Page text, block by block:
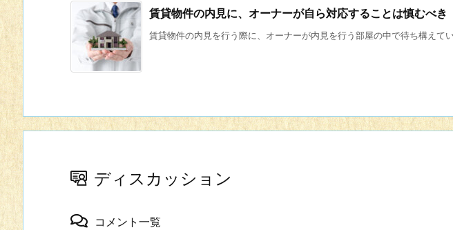
賃貸物件の内見に、オーナーが自ら対応することは慎むべき
賃貸物件の内見を行う際に、オーナーが内見を行う部屋の中で待ち構えて
ディスカッション
コメント一覧